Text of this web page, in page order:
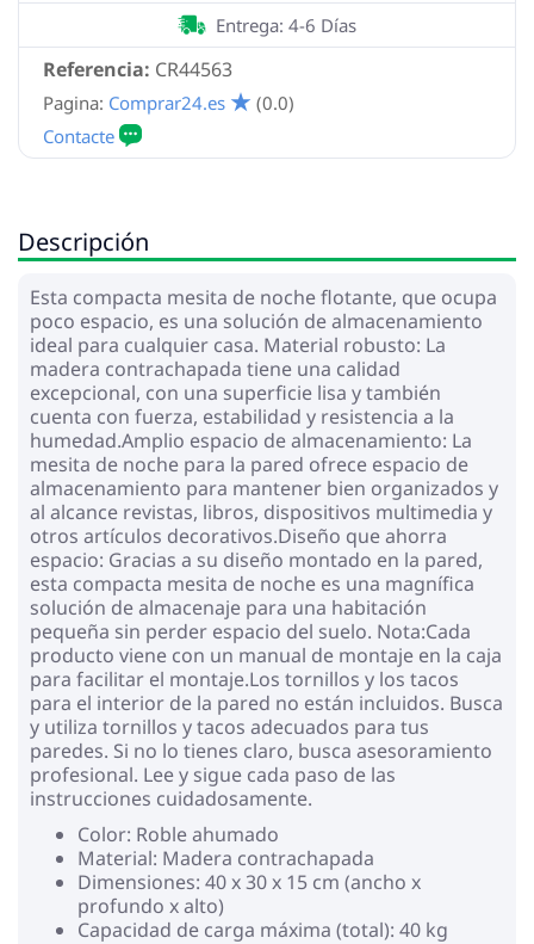
Referencia: CR44563
Entrega: 4-6 Días
Pagina: Comprar24.es (0.0)
Descripción
Esta compacta mesita de noche flotante, que ocupa
poco espacio, es una solución de almacenamiento
ideal para cualquier casa. Material robusto: La
madera contrachapada tiene una calidad
excepcional, con una superficie lisa y también
cuenta con fuerza, estabilidad y resistencia a la
humedad.Amplio espacio de almacenamiento: La
mesita de noche para la pared ofrece espacio de
almacenamiento para mantener bien organizados y
al alcance revistas, libros, dispositivos multimedia y
otros artículos decorativos.Diseño que ahorra
espacio: Gracias a su diseño montado en la pared,
esta compacta mesita de noche es una magnífica
solución de almacenaje para una habitación
pequeña sin perder espacio del suelo. Nota:Cada
producto viene con un manual de montaje en la caja
para facilitar el montaje.Los tornillos y los tacos
para el interior de la pared no están incluidos. Busca
y utiliza tornillos y tacos adecuados para tus
paredes. Si no lo tienes claro, busca asesoramiento
profesional. Lee y sigue cada paso de las
instrucciones cuidadosamente.
Color: Roble ahumado
Material: Madera contrachapada
Dimensiones: 40 x 30 x 15 cm (ancho x
profundo x alto)
Capacidad de carga máxima (total): 40 kg